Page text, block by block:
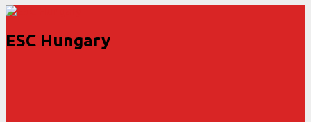
ESC Hungary